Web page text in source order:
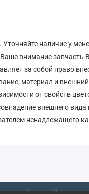
наличие у
внимание запчасть
за собой право
материал и
от свойств
внешнего
ненадлежащего